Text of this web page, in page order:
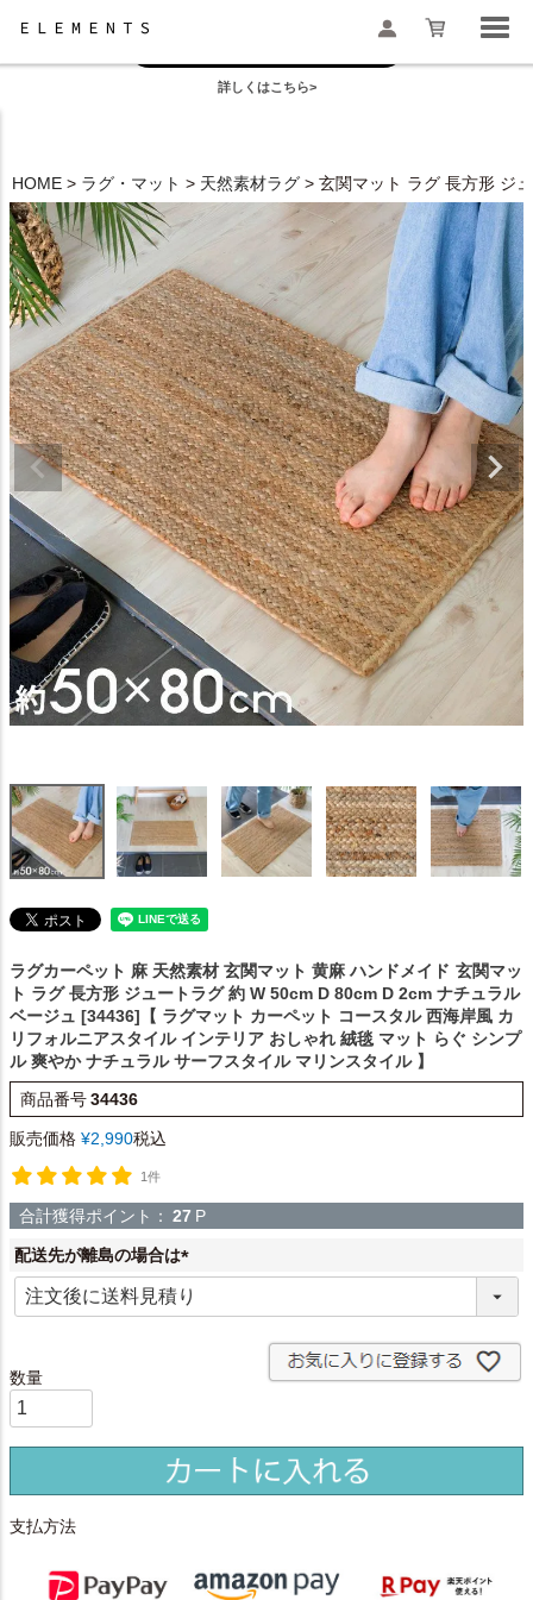
お盆の模様替えは今がおすすめ！
詳しくはこちら>
HOME ラグ・マット 天然素材ラグ 玄関マット ラグ 長方形 ジ
ラグカーペット 麻 天然素材 玄関マット 黄麻 ハンドメイド 玄関マッ
ト ラグ 長方形 ジュートラグ 約 W 50cm D 80cm D 2cm ナチュラル
ベージュ [34436]【 ラグマット カーペット コースタル 西海岸風 カ
リフォルニアスタイル インテリア おしゃれ 絨毯 マット らぐ シンプ
ル 爽やか ナチュラル サーフスタイル マリンスタイル 】
商品番号34436
販売価格 ¥2,990税込
1件
合計獲得ポイント： 27 P
配送先が離島の場合は
(
必
支払方法